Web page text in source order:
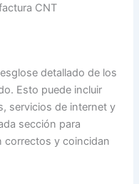
CNT
detallado de los
Esto puede incluir
servicios de internet y
sección para
correctos y coincidan